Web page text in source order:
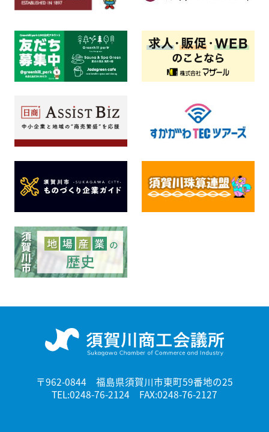
〒962-0844 福島県須賀川市東町59番地の25
TEL:0248-76-2124 FAX:0248-76-2127